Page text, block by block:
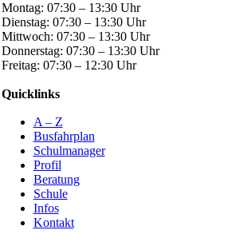
Montag: 07:30 – 13:30 Uhr
Dienstag: 07:30 – 13:30 Uhr
Mittwoch: 07:30 – 13:30 Uhr
Donnerstag: 07:30 – 13:30 Uhr
Freitag: 07:30 – 12:30 Uhr
Quicklinks
A – Z
Busfahrplan
Schulmanager
Profil
Beratung
Schule
Infos
Kontakt